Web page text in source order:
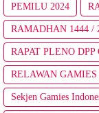
PEMILU 2024
RAMADHAN 1444 /
RAPAT PLENO DPP
RELAWAN GAMIES
Sekjen Gamies